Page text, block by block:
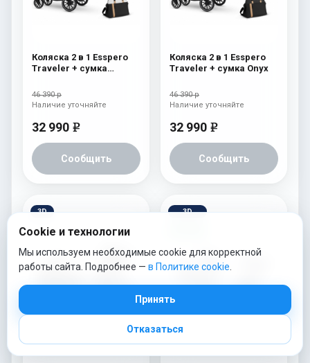
Коляска 2 в 1 Esspero
Traveler + сумка
46 390 р
32 990 e
Сообщить
Наличие уточняйте
Коляска 2 в 1 Esspero
Traveler + сумка Onyx
46 390 р
32 990 e
Сообщить
Наличие уточняйте
3D 3D
Cookie и технологии
Мы используем необходимые cookie для корректной
работы сайта. Подробнее — в Политике cookie
Принять
Отказаться